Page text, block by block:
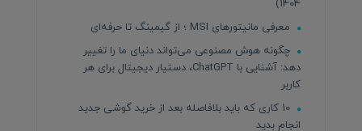
1404)
معرفی مانیتورهای MSI ؛ از گیمینگ تا حرفه‌ای
چگونه هوش مصنوعی می‌تواند دنیای ما را تغییر
دهد: آشنایی با ChatGPT، دستیار دیجیتال برای هر
کاربر
10 کاری که باید بلافاصله بعد از خرید گوشی جدید
انجام بدید